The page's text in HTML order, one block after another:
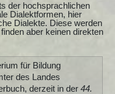
der hochsprachlichen
Dialektformen, hier
Dialekte. Diese werden
aber keinen direkten
für Bildung
des Landes
derzeit in der 44.